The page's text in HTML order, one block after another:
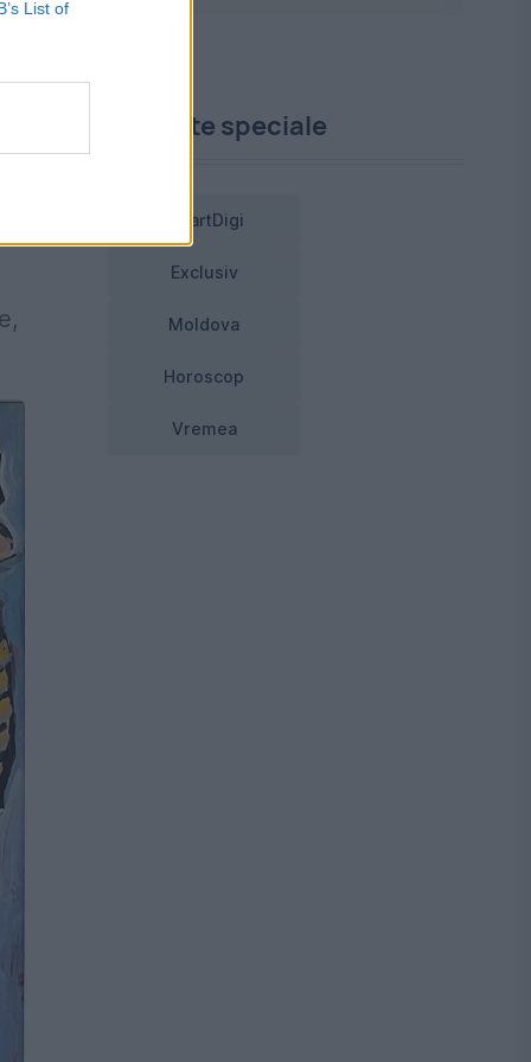
List of
Proiecte speciale
SmartDigi
Exclusiv
Moldova
Horoscop
Vremea